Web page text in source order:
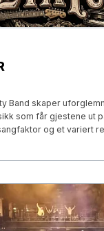
Band skaper
som får gjestene ut
og et variert